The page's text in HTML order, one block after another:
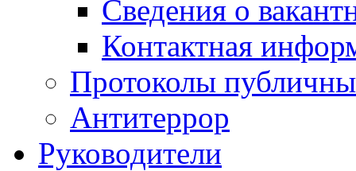
Сведения о
Контактная
Протоколы
Антитеррор
Руководители